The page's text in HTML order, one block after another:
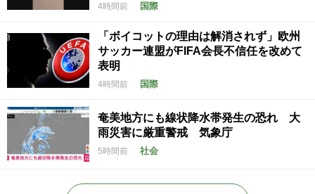
4時間前 国際
「ボイコットの理由は解消されず」欧州
サッカー連盟がFIFA会長不信任を改めて
表明
4時間前 国際
奄美地方にも線状降水帯発生の恐れ 大
雨災害に厳重警戒 気象庁
5時間前 社会